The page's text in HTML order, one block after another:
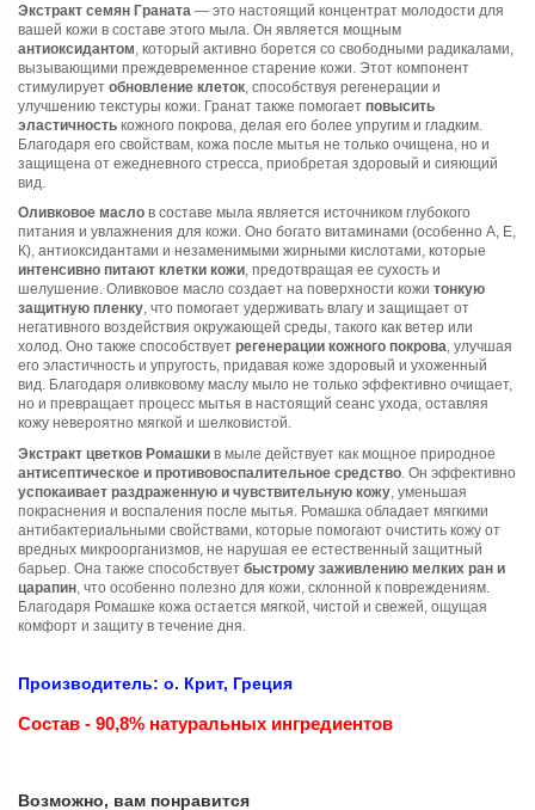
Экстракт семян Граната — это настоящий концентрат молодости для
вашей кожи в составе этого мыла. Он является мощным
антиоксидантом, который активно борется со свободными радикалами,
вызывающими преждевременное старение кожи. Этот компонент
стимулирует обновление клеток, способствуя регенерации и
улучшению текстуры кожи. Гранат также помогает повысить
эластичность кожного покрова, делая его более упругим и гладким.
Благодаря его свойствам, кожа после мытья не только очищена, но и
защищена от ежедневного стресса, приобретая здоровый и сияющий
вид.
Оливковое масло в составе мыла является источником глубокого
питания и увлажнения для кожи. Оно богато витаминами (особенно А, Е,
К), антиоксидантами и незаменимыми жирными кислотами, которые
интенсивно питают клетки кожи, предотвращая ее сухость и
шелушение. Оливковое масло создает на поверхности кожи тонкую
защитную пленку, что помогает удерживать влагу и защищает от
негативного воздействия окружающей среды, такого как ветер или
холод. Оно также способствует регенерации кожного покрова, улучшая
его эластичность и упругость, придавая коже здоровый и ухоженный
вид. Благодаря оливковому маслу мыло не только эффективно очищает,
но и превращает процесс мытья в настоящий сеанс ухода, оставляя
кожу невероятно мягкой и шелковистой.
Экстракт цветков Ромашки в мыле действует как мощное природное
антисептическое и противовоспалительное средство. Он эффективно
успокаивает раздраженную и чувствительную кожу, уменьшая
покраснения и воспаления после мытья. Ромашка обладает мягкими
антибактериальными свойствами, которые помогают очистить кожу от
вредных микроорганизмов, не нарушая ее естественный защитный
барьер. Она также способствует быстрому заживлению мелких ран и
царапин, что особенно полезно для кожи, склонной к повреждениям.
Благодаря Ромашке кожа остается мягкой, чистой и свежей, ощущая
комфорт и защиту в течение дня.
Производитель: о. Крит, Греция
Состав - 90,8% натуральных ингредиентов
Возможно, вам понравится